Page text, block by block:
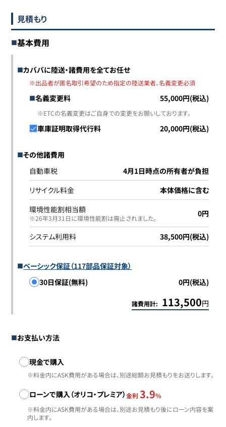
見積もり
基本費用
カババに陸送・諸費用を全てお任せ
※出品者が匿名取引希望のため指定の陸送業者、名義変更必須
名義変更料 55,000円(税込)
※ETCの名義変更はご自身での変更をお願いしております。
車庫証明取得代行料 20,000円(税込)
その他諸費用
自動車税
4月1日時点の所有者が負担
リサイクル料金
本体価格に含む
環境性能割相当額
※26年3月31日に環境性能割は廃止されました｡ 0円
システム利用料 38,500円(税込)
ベーシック保証（117部品保証対象）
30日保証(無料)
0円(税込)
諸費用計: 113,500円
お支払い方法
お支払い方法
現金で購入
※料金内にASK費用がある場合は、別途総額お見積もりをお送りします。
ローンで購入（オリコ・プレミア）金利 3.9%
※料金内にASK費用がある場合は、別途お見積もり後にローン内容を案
内します。